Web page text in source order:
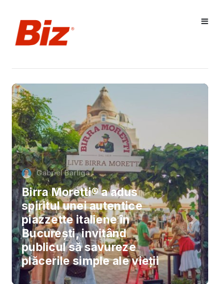
Gabriel Barliga
Birra Moretti® a adus
spiritul unei autentice
piazzette italiene în
București, invitând
publicul să savureze
plăcerile simple ale vieții